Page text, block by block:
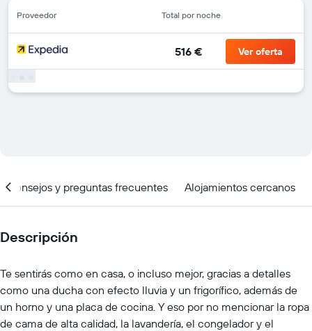
Proveedor Total por noche
516 € Ver oferta
Consejos y preguntas frecuentes Alojamientos cercanos
Descripción
Te sentirás como en casa, o incluso mejor, gracias a detalles
como una ducha con efecto lluvia y un frigorífico, además de
un horno y una placa de cocina. Y eso por no mencionar la ropa
de cama de alta calidad, la lavandería, el congelador y el